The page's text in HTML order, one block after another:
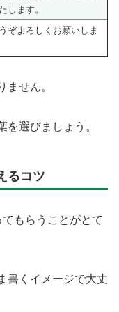
します。
ぞよろしくお願いしま
ません。
選びましょう。
るコツ
もらうことがとて
書くイメージで大丈